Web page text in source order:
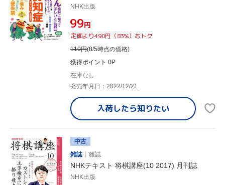
NHK出版
¥99円
定価より490円（83%）おトク
110円(8/5時点の価格)
獲得ポイント 0P
在庫なし
発売年月日：2022/12/21
入荷したら知りたい
中古
雑誌
雑誌
NHKテキスト 将棋講座(10 2017) 月刊誌
NHK出版